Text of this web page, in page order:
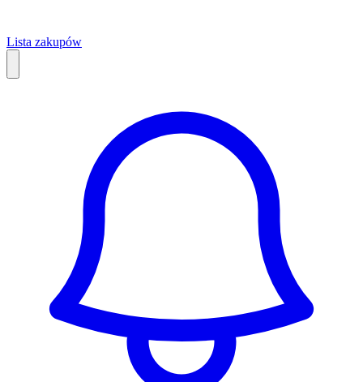
Lista zakupów